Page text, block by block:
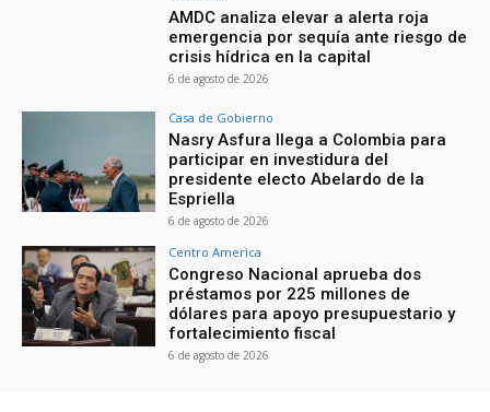
AMDC analiza elevar a alerta roja
emergencia por sequía ante riesgo de
crisis hídrica en la capital
6 de agosto de 2026
Casa de Gobierno
Nasry Asfura llega a Colombia para
participar en investidura del
presidente electo Abelardo de la
Espriella
6 de agosto de 2026
Centro America
Congreso Nacional aprueba dos
préstamos por 225 millones de
dólares para apoyo presupuestario y
fortalecimiento fiscal
6 de agosto de 2026